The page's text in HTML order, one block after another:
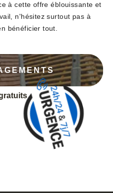
à cette offre éblouissante et
n'hésitez surtout pas à
bénéficier tout.